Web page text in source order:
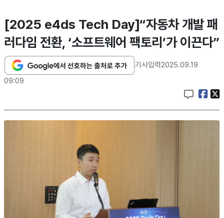
[2025 e4ds Tech Day]“자동차 개발 패
러다임 전환, ‘소프트웨어 팩토리’가 이끈다”
기사입력2025.09.19
09:09